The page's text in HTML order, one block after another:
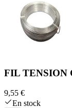
FIL TENSION
9,55 €
En stock